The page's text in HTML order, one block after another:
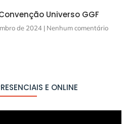
Universo GGF
de 2024 Nenhum comentário
E ONLINE